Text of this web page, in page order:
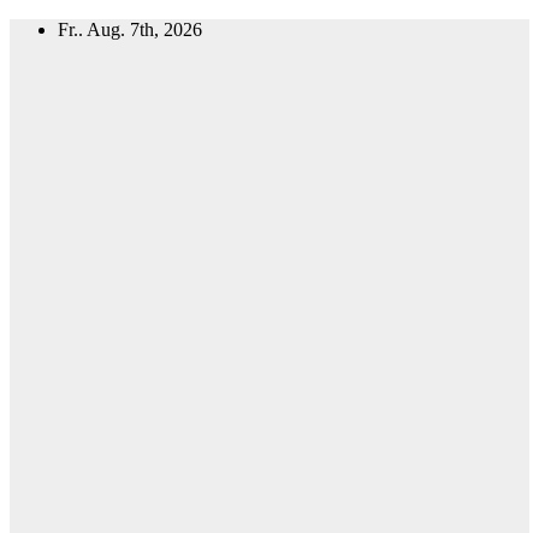
Zum
Fr.. Aug. 7th, 2026